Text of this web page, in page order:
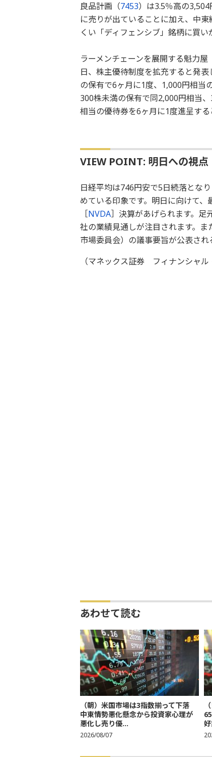
良品計画（7453）は3.5％高の
に売りが出ていることに加え、中
くい「ディフェンシブ」銘柄に買い
ラーメンチェーンを展開する魁力屋
日、株主優待制度を拡充すると発
の保有で6ヶ月に1度、1,000円相当
300株未満の保有で同2,000円相当
相当の優待券を6ヶ月に1度進呈する
VIEW POINT: 明日への視点
日経平均は746円安で5日続落とな
めている印象です。明日に向けて
［NVDA］決算があげられます。足
社の業績見通しが注目されます。
市場委員会）の議事要旨が公表され
（マネックス証券 フィナンシャ
あわせて読む
（朝）米国市場は3指数揃って下落
中東情勢悪化懸念から投資家心理が
悪化し売り優...
2026/08/07